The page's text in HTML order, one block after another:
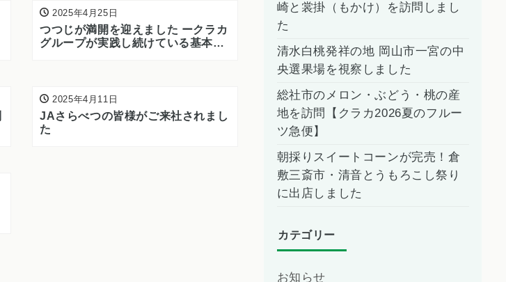
2025年4月25日
つつじが満開を迎えました ークラカ
グループが実践し続けている基本姿
2025年4月11日
JAさらべつの皆様がご来社されまし
た
崎と裳掛（もかけ）を訪問しまし
た
清水白桃発祥の地 岡山市一宮の中
央選果場を視察しました
総社市のメロン・ぶどう・桃の産
地を訪問【クラカ2026夏のフルー
ツ急便】
朝採りスイートコーンが完売！倉
敷三斎市・清音とうもろこし祭り
に出店しました
カテゴリー
お知らせ